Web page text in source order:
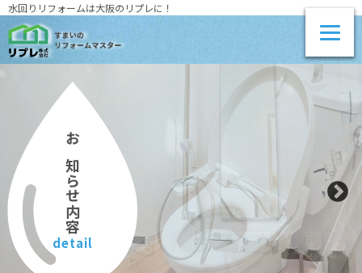
水回りリフォームは大阪のリプレに！
お知らせ内容
detail